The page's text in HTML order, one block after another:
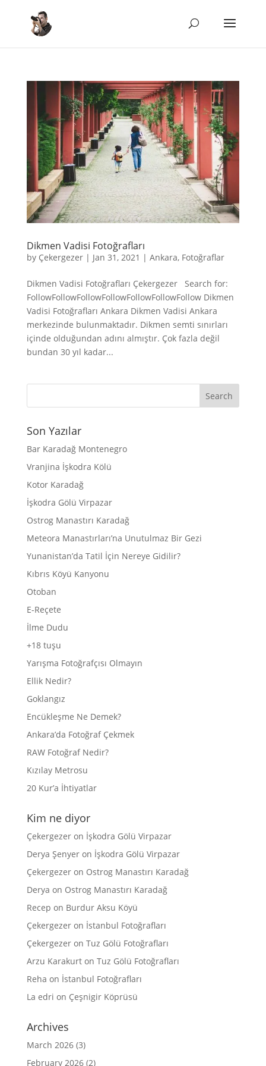
Dikmen Vadisi Fotoğrafları
by Çekergezer| Jan 31, 2021 | Ankara, Fotoğraflar
Dikmen Vadisi Fotoğrafları Çekergezer Search for:
FollowFollowFollowFollowFollowFollowFollow Dikmen
Vadisi Fotoğrafları Ankara Dikmen Vadisi Ankara
merkezinde bulunmaktadır. Dikmen semti sınırları
içinde olduğundan adını almıştır. Çok fazla değil
bundan 30 yıl kadar...
Son Yazılar
Bar Karadağ Montenegro
Vranjina İşkodra Kölü
Kotor Karadağ
İşkodra Gölü Virpazar
Ostrog Manastırı Karadağ
Meteora Manastırları’na Unutulmaz Bir Gezi
Yunanistan’da Tatil İçin Nereye Gidilir?
Kıbrıs Köyü Kanyonu
Otoban
E-Reçete
İlme Dudu
+18 tuşu
Yarışma Fotoğrafçısı Olmayın
Ellik Nedir?
Goklangız
Encükleşme Ne Demek?
Ankara’da Fotoğraf Çekmek
RAW Fotoğraf Nedir?
Kızılay Metrosu
20 Kur’a İhtiyatlar
Kim ne diyor
Çekergezeron İşkodra Gölü Virpazar
Derya Şenyeron İşkodra Gölü Virpazar
Çekergezeron Ostrog Manastırı Karadağ
Derya on Ostrog Manastırı Karadağ
Recep on Burdur Aksu Köyü
Çekergezeron İstanbul Fotoğrafları
Çekergezeron Tuz Gölü Fotoğrafları
Arzu Karakurton Tuz Gölü Fotoğrafları
Reha on İstanbul Fotoğrafları
La edri on Çeşnigir Köprüsü
Archives
March 2026(3)
February 2026(2)